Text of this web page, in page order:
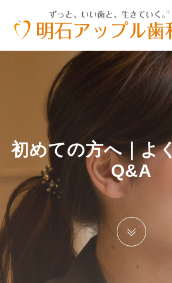
初めての方へ｜よ
Q&A